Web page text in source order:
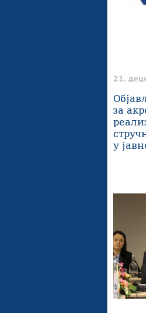
21.
за
у